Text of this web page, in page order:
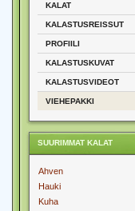
KALAT
KALASTUSREISSUT
PROFIILI
KALASTUSKUVAT
KALASTUSVIDEOT
VIEHEPAKKI
SUURIMMAT KALAT
Ahven
Hauki
Kuha